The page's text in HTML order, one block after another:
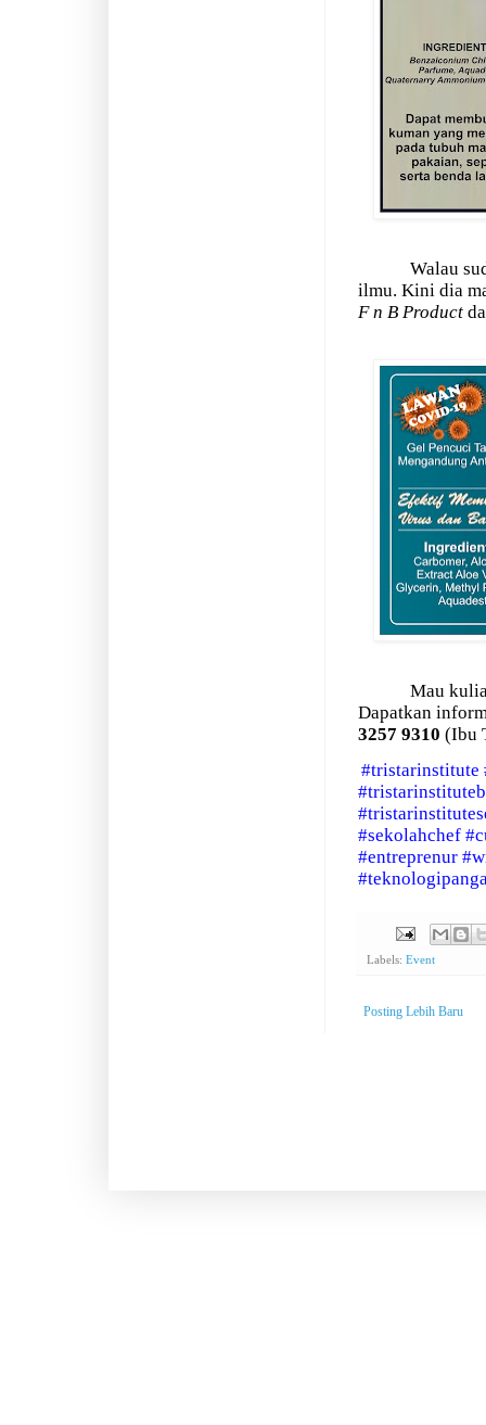
Walau
ilmu. Kini dia
F n B Product
Mau
Dapatkan
3257 9310 (Ibu
#tristarinstitute
#sekolahchef
#entreprenur
Labels: Event
Posting Lebih Baru